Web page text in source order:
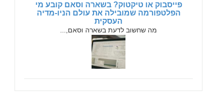
פייסבוק או טיקטוק? בשארה וסאם קובע מי
הפלטפורמה שמובילה את עולם הניו-מדיה
העסקית
מה שחשוב לדעת בשארה וסאם,...